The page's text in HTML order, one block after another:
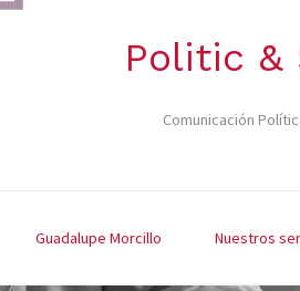
Politic &
Comunicación
Guadalupe Morcillo Nuestros